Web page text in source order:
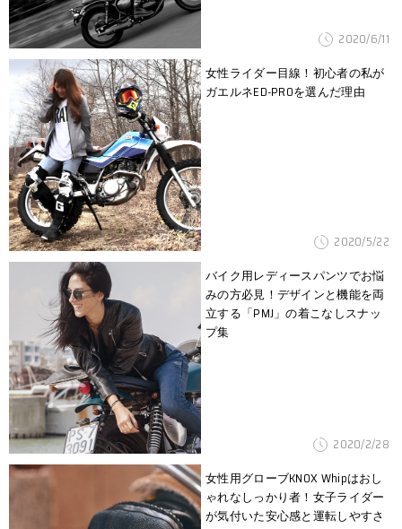
2020/6/11
女性ライダー目線！初心者の私が
ガエルネED-PROを選んだ理由
2020/5/22
バイク用レディースパンツでお悩
みの方必見！デザインと機能を両
立する「PMJ」の着こなしスナッ
プ集
2020/2/28
女性用グローブKNOX Whipはおし
ゃれなしっかり者！女子ライダー
が気付いた安心感と運転しやすさ